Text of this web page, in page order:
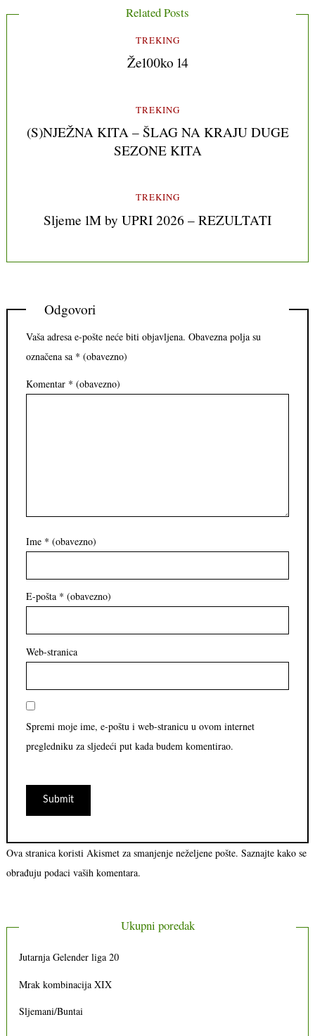
Related Posts
TREKING
Že100ko 14
TREKING
(S)NJEŽNA KITA – ŠLAG NA KRAJU DUGE
SEZONE KITA
TREKING
Sljeme 1M by UPRI 2026 – REZULTATI
Odgovori
Vaša adresa e-pošte neće biti objavljena. Obavezna polja su
označena sa * (obavezno)
Komentar * (obavezno)
Ime * (obavezno)
E-pošta * (obavezno)
Web-stranica
Spremi moje ime, e-poštu i web-stranicu u ovom internet
pregledniku za sljedeći put kada budem komentirao.
Ova stranica koristi Akismet za smanjenje neželjene pošte. Saznajte kako se
obrađuju podaci vaših komentara.
Ukupni poredak
Jutarnja Gelender liga 20
Mrak kombinacija XIX
Sljemani/Buntai